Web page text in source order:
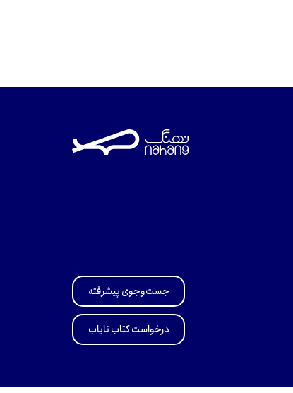
جست‌وجوی پیشرفته
درخواست کتاب نایاب